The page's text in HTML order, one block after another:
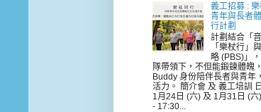
義工招募 :
青年與長者
行計劃
計劃結合「
「樂杖行」
略 (PBS)」
隊帶領下，不但能鍛鍊體魄
Buddy 身份陪伴長者與青年
活力。 簡介會 及 義工培訓
1月24日 (六) 及 1月31日 (
- 17:30...